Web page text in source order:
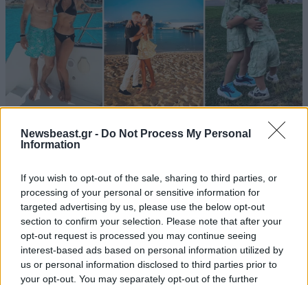
Newsbeast.gr - Do Not Process My Personal
Information
If you wish to opt-out of the sale, sharing to third parties, or
processing of your personal or sensitive information for
targeted advertising by us, please use the below opt-out
section to confirm your selection. Please note that after your
opt-out request is processed you may continue seeing
interest-based ads based on personal information utilized by
us or personal information disclosed to third parties prior to
your opt-out. You may separately opt-out of the further
ΜΙΑ ΤΕΡΑΣΤΙΑ ΑΠΟΡΟΙΑ ΠΟΙΟΣ ΑΡΑΓΕ ΚΑΤΑΝΤΗΣΕ
ΤΟΥΤΗ ΤΗΝ ΠΟΛΗ ΕΚΤΡΩΜΑ ;;;ΜΗΠΩΣ ΛΕΩ ΜΗΠΩΣ
ΑΥΤΟΣ ΠΟΥ ΤΟΥ ΕΧΕΤΕ ΔΩΣΕΙ ΤΟΝ ΤΙΤΛΟ ΤΟΥ
ΕΘΝΑΡΧΗ ΕΒΑΛΕ ΤΟΝ ΘΕΜΕΛΙΟ ΛΙΘΟ;;;;;;;
Απαντήστε 0
ΜΙΑ ΤΕΡΑΣΤΙΑ ΑΠΟΡΟΙΑ ΠΟΙΟΣ ΑΡΑΓΕ ΚΑΤΑΝΤΗΣΕ
ΤΟΥΤΗ ΤΗΝ ΠΟΛΗ ΕΚΤΡΩΜΑ ;;;ΜΗΠΩΣ ΛΕΩ ΜΗΠΩΣ
ΑΥΤΟΣ ΠΟΥ ΤΟΥ ΕΧΕΤΕ ΔΩΣΕΙ ΤΟΝ ΤΙΤΛΟ ΤΟΥ
ΕΘΝΑΡΧΗ ΕΒΑΛΕ ΤΟΝ ΘΕΜΕΛΙΟ ΛΙΘΟ;;;;;;;
Απαντήστε 0
Εριέττα Κούρκουλου – Τα 33α γενέθλια και τα
φιλιά με τον Βύρωνα Βασιλειάδη: «Καμία στιγμή